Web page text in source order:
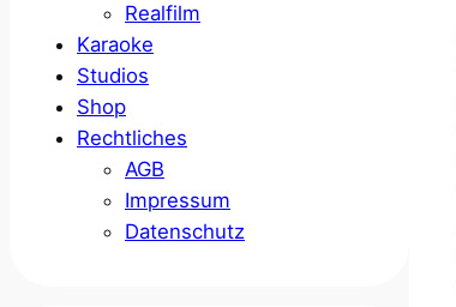
Realfilm
Karaoke
Studios
Shop
Rechtliches
AGB
Impressum
Datenschutz